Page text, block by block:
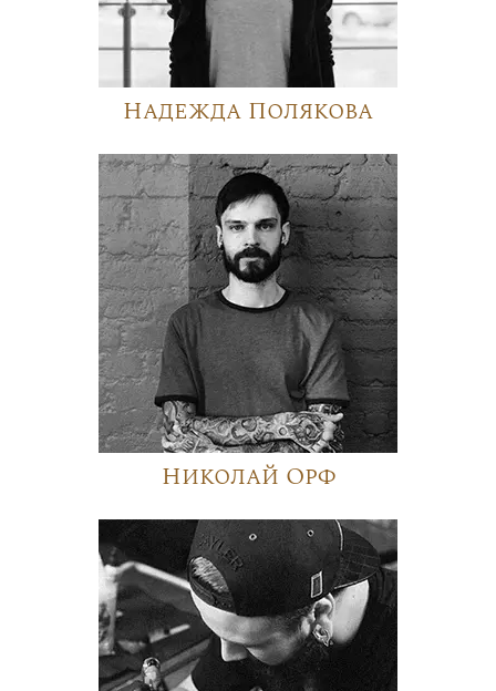
Надежда Полякова
Николай Орф